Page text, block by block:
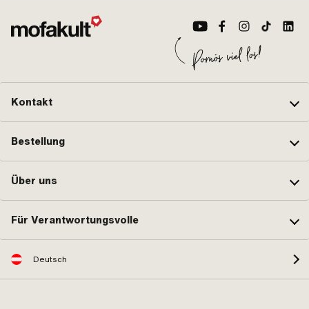
Kontakt
Bestellung
Über uns
Für Verantwortungsvolle
Deutsch